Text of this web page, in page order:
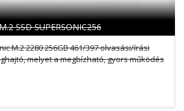
SSD SUPERSONIC256
M.2 2280 256GB 461/397 olvasási/írási
melyet a megbízható, gyors működés